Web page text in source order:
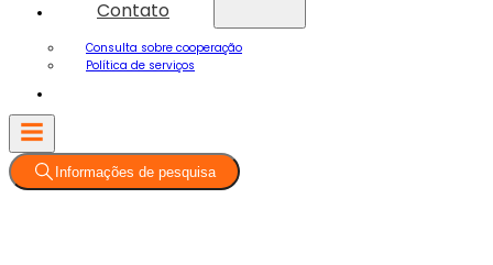
Contato
Consulta sobre cooperação
Política de serviços
Informações de pesquisa